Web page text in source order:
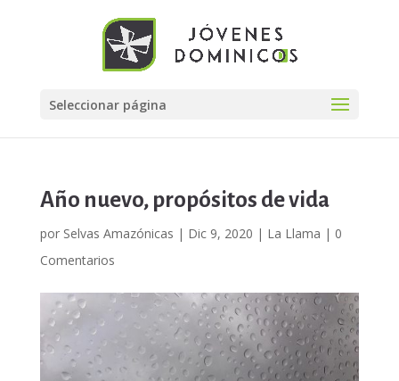
Seleccionar página
Año nuevo, propósitos de vida
por Selvas Amazónicas | Dic 9, 2020 | La Llama | 0
Comentarios